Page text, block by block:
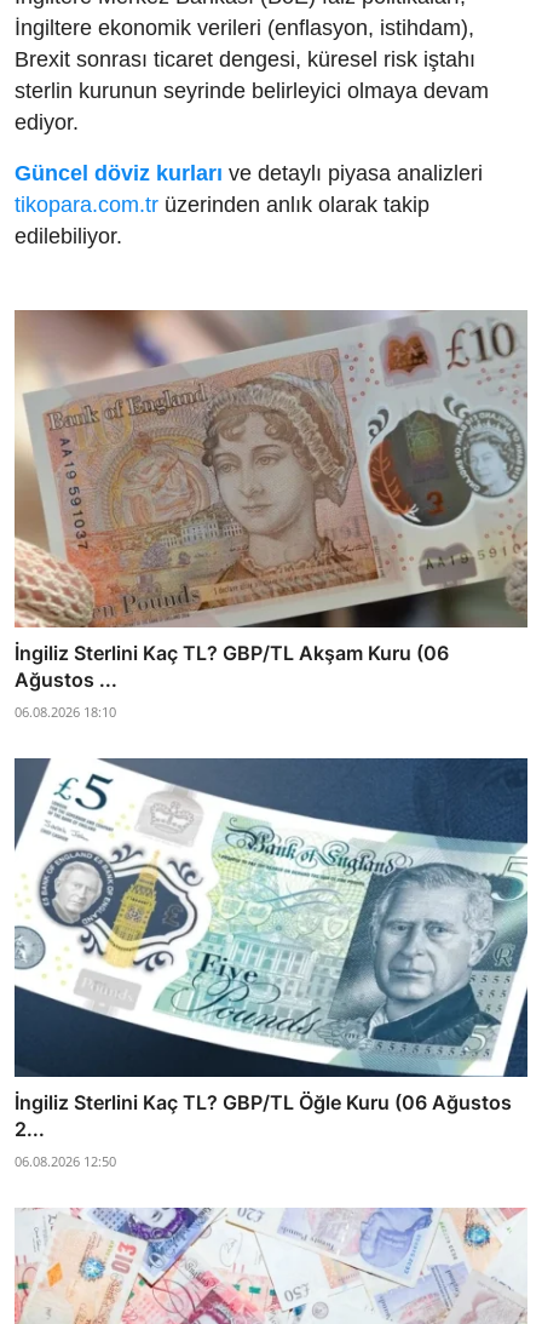
İngiltere ekonomik verileri (enflasyon, istihdam),
Brexit sonrası ticaret dengesi, küresel risk iştahı
sterlin kurunun seyrinde belirleyici olmaya devam
ediyor.
Güncel döviz kurları ve detaylı piyasa analizleri
tikopara.com.tr üzerinden anlık olarak takip
edilebiliyor.
İngiliz Sterlini Kaç TL? GBP/TL Akşam Kuru (06
Ağustos ...
06.08.2026 18:10
İngiliz Sterlini Kaç TL? GBP/TL Öğle Kuru (06 Ağustos
2...
06.08.2026 12:50